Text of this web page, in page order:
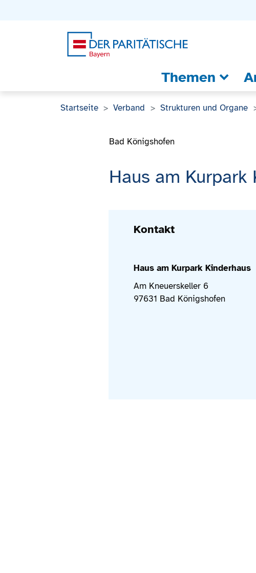
Themen
Startseite Verband Strukturen und Organe
Haus am Kurpark
Bad Königshofen
Kontakt
Haus am Kurpark Kinderhaus
Am Kneuerskeller 6
97631 Bad Königshofen